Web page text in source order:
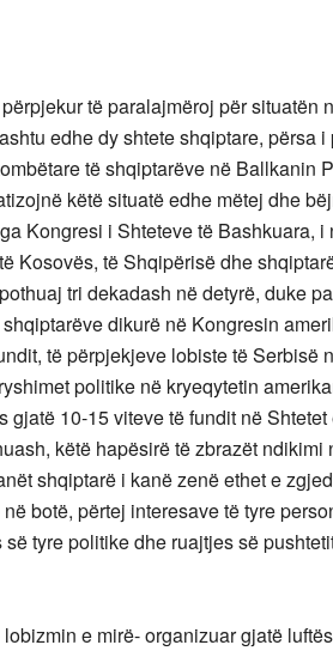
të paralajmëroj për situatën
edhe dy shtete shqiptare, përsa
të shqiptarëve në Ballkanin
këtë situatë edhe mëtej dhe
Kongresi i Shteteve të Bashkuara, i
Kosovës, të Shqipërisë dhe
tri dekadash në detyrë, duke
dikurë në Kongresin
të përpjekjeve lobiste të Serbisë
politike në kryeqytetin
10-15 viteve të fundit në
këtë hapësirë të zbrazët ndikimi
shqiptarë i kanë zenë ethet e
botë, përtej interesave të tyre
tyre politike dhe ruajtjes së
e mirë- organizuar gjatë